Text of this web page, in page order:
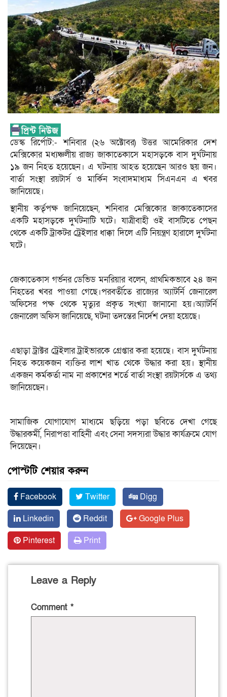
ডেস্ক রির্পোট:- শনিবার (২৬ অক্টোবর) উত্তর আমেরিকার দেশ
মেক্সিকোর মধ্যঞ্চলীয় রাজ্য জাকাতেকাসে মহাসড়কে বাস দুর্ঘটনায়
১৯ জন নিহত হয়েছেন। এ ঘটনায় আহত হয়েছেন আরও ছয় জন।
বার্তা সংস্থা রয়টার্স ও মার্কিন সংবাদমাধ্যম সিএনএন এ খবর
জানিয়েছে।
স্থানীয় কর্তৃপক্ষ জানিয়েছেন, শনিবার মেক্সিকোর জাকাতেকাসের
একটি মহাসড়কে দুর্ঘটনাটি ঘটে। যাত্রীবাহী ওই বাসটিতে পেছন
থেকে একটি ট্রাকটর ট্রেইলার ধাক্কা দিলে এটি নিয়ন্ত্রণ হারালে দুর্ঘটনা
ঘটে।
জেকাতেকাস গর্ভনর ডেভিড মনরিয়ার বলেন, প্রাথমিকভাবে ২৪ জন
নিহতের খবর পাওয়া গেছে।পরবর্তীতে রাজ্যের অ্যাটর্নি জেনারেল
অফিসের পক্ষ থেকে মৃত্যুর প্রকৃত সংখ্যা জানানো হয়।অ্যাটর্নি
জেনারেল অফিস জানিয়েছে, ঘটনা তদন্তের নির্দেশ দেয়া হয়েছে।
এছাড়া ট্রাক্টর ট্রেইলার ট্রাইভারকে গ্রেপ্তার করা হয়েছে। বাস দুর্ঘটনায়
নিহত কয়েকজন ব্যক্তির লাশ খাত থেকে উদ্ধার করা হয়। স্থানীয়
একজন কর্মকর্তা নাম না প্রকাশের শর্তে বার্তা সংস্থা রয়টার্সকে এ তথ্য
জানিয়েছেন।
সামাজিক যোগাযোগ মাধ্যমে ছড়িয়ে পড়া ছবিতে দেখা গেছে
উদ্ধারকর্মী, নিরাপত্তা বাহিনী এবং সেনা সদস্যরা উদ্ধার কার্যক্রমে যোগ
দিয়েছেন।
পোস্টটি শেয়ার করুন
Facebook Twitter
Digg
Linkedin
Reddit
Google Plus
Pinterest
Print
Leave a Reply
Comment *